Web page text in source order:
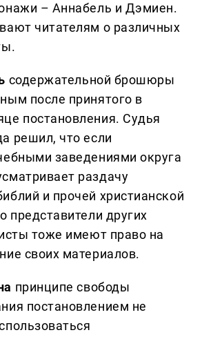
– Аннабель и Дэмиен.
читателям о различных
содержательной брошюры
после принятого в
постановления. Судья
решил, что если
заведениями округа
раздачу
и прочей христианской
представители других
тоже имеют право на
своих материалов.
принципе свободы
постановлением не